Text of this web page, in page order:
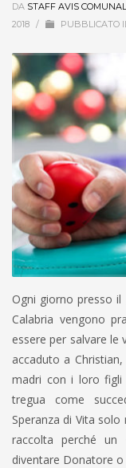
DA STAFF AVIS
2018 / PUBBLICATO
Ogni giorno presso il
Calabria vengono
essere per salvare
accaduto a
madri con i loro figli
tregua come
Speranza di Vita
raccolta perché
diventare Donatore